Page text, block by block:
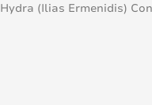
Hydra (Ilias Ermenidis)